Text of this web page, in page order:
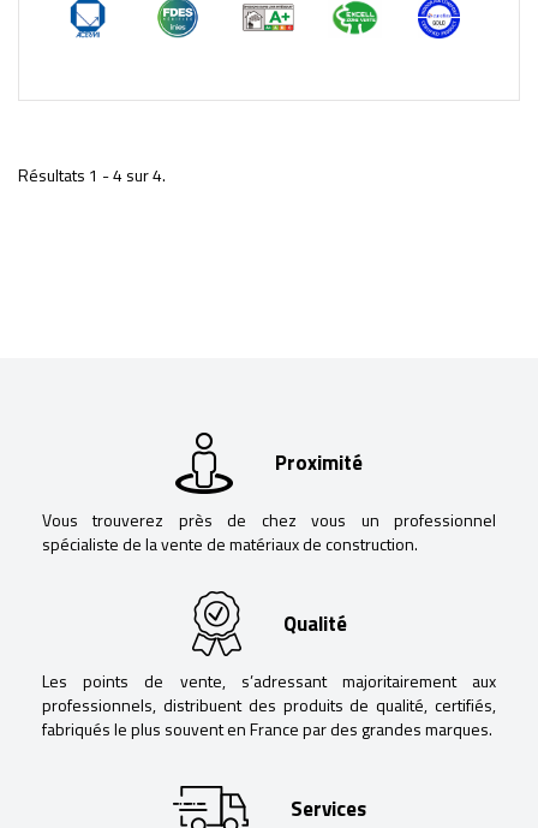
Résultats 1 - 4 sur 4.
Proximité
Vous trouverez près de chez vous un professionnel
spécialiste de la vente de matériaux de construction.
Qualité
Les points de vente, s’adressant majoritairement aux
professionnels, distribuent des produits de qualité, certifiés,
fabriqués le plus souvent en France par des grandes marques.
Services